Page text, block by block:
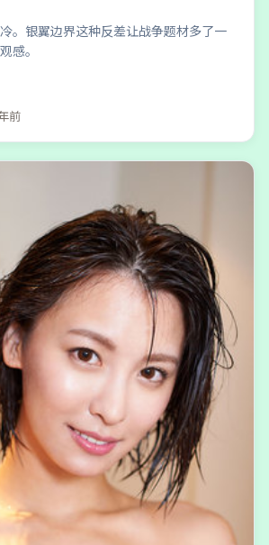
。银翼边界这种反差让战争题材多了一
感。
前